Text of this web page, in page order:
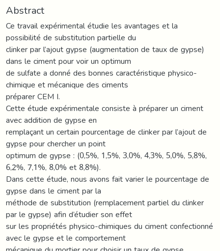
Abstract
Ce travail expérimental étudie les avantages et la
possibilité de substitution partielle du
clinker par l’ajout gypse (augmentation de taux de gypse)
dans le ciment pour voir un optimum
de sulfate a donné des bonnes caractéristique physico-
chimique et mécanique des ciments
préparer CEM I.
Cette étude expérimentale consiste à préparer un ciment
avec addition de gypse en
remplaçant un certain pourcentage de clinker par l’ajout de
gypse pour chercher un point
optimum de gypse : (0,5%, 1,5%, 3,0%, 4,3%, 5,0%, 5,8%,
6,2%, 7,1%, 8,0% et 8,8%).
Dans cette étude, nous avons fait varier le pourcentage de
gypse dans le ciment par la
méthode de substitution (remplacement partiel du clinker
par le gypse) afin d’étudier son effet
sur les propriétés physico-chimiques du ciment confectionné
avec le gypse et le comportement